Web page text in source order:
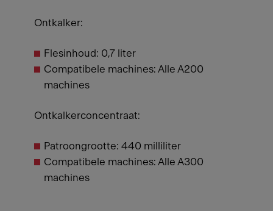
Ontkalker:
Flesinhoud: 0,7 liter
Compatibele machines: Alle A200
machines
Ontkalkerconcentraat:
Patroongrootte: 440 milliliter
Compatibele machines: Alle A300
machines